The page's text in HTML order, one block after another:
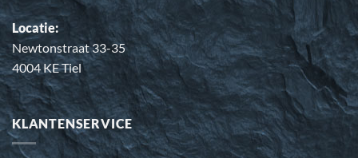
Locatie:
Newtonstraat 33-35
4004 KE Tiel
KLANTENSERVICE